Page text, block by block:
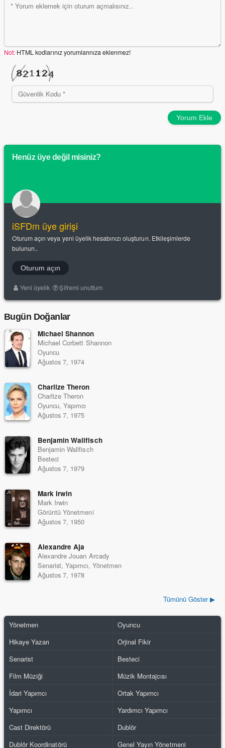
Not: HTML kodlarınız yorumlarınıza eklenmez!
Yorum Ekle
Henüz üye değil misiniz?
iSFDm üye girişi
Oturum açın veya yeni üyelik hesabınızı oluşturun. Etkileşimlerde
bulunun..
Oturum açın
Yeni üyelik Şifremi unuttum
Bugün Doğanlar
Michael Shannon
Michael Corbett Shannon
Oyuncu
Ağustos 7, 1974
Charlize Theron
Charlize Theron
Oyuncu, Yapımcı
Ağustos 7, 1975
Benjamin Wallfisch
Benjamin Wallfisch
Besteci
Ağustos 7, 1979
Mark Irwin
Mark Irwin
Görüntü Yönetmeni
Ağustos 7, 1950
Alexandre Aja
Alexandre Jouan Arcady
Senarist, Yapımcı, Yönetmen
Ağustos 7, 1978
Tümünü Göster ▶
Yönetmen
Oyuncu
Hikaye Yazarı
Orjinal Fikir
Senarist
Besteci
Film Müziği
Müzik Montajcısı
İdari Yapımcı
Ortak Yapımcı
Yapımcı
Yardımcı Yapımcı
Cast Direktörü
Dublör
Dublör Koordinatörü
Genel Yayın Yönetmeni